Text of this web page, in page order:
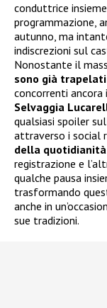
conduttrice
programmazione,
autunno, ma
indiscrezioni sul
Nonostante il
sono già
concorrenti ancora
Selvaggia
qualsiasi spoiler
attraverso i social
della
registrazione e
qualche pausa
trasformando
anche in
sue tradizioni.